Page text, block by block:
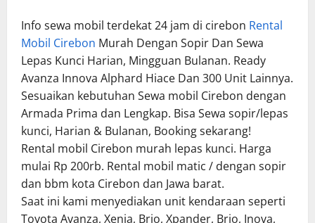
Info sewa mobil terdekat 24 jam di cirebon Rental
Mobil Cirebon Murah Dengan Sopir Dan Sewa
Lepas Kunci Harian, Mingguan Bulanan. Ready
Avanza Innova Alphard Hiace Dan 300 Unit Lainnya.
Sesuaikan kebutuhan Sewa mobil Cirebon dengan
Armada Prima dan Lengkap. Bisa Sewa sopir/lepas
kunci, Harian & Bulanan, Booking sekarang!
Rental mobil Cirebon murah lepas kunci. Harga
mulai Rp 200rb. Rental mobil matic / dengan sopir
dan bbm kota Cirebon dan Jawa barat.
Saat ini kami menyediakan unit kendaraan seperti
Toyota Avanza, Xenia, Brio, Xpander, Brio, Inova,